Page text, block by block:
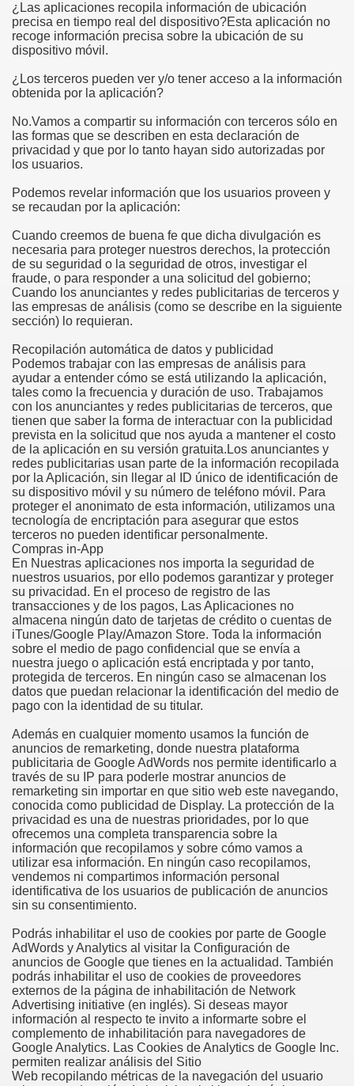
¿Las aplicaciones recopila información de ubicación
precisa en tiempo real del dispositivo?Esta aplicación no
recoge información precisa sobre la ubicación de su
dispositivo móvil.
¿Los terceros pueden ver y/o tener acceso a la información
obtenida por la aplicación?
No.Vamos a compartir su información con terceros sólo en
las formas que se describen en esta declaración de
privacidad y que por lo tanto hayan sido autorizadas por
los usuarios.
Podemos revelar información que los usuarios proveen y
se recaudan por la aplicación:
Cuando creemos de buena fe que dicha divulgación es
necesaria para proteger nuestros derechos, la protección
de su seguridad o la seguridad de otros, investigar el
fraude, o para responder a una solicitud del gobierno;
Cuando los anunciantes y redes publicitarias de terceros y
las empresas de análisis (como se describe en la siguiente
sección) lo requieran.
Recopilación automática de datos y publicidad
Podemos trabajar con las empresas de análisis para
ayudar a entender cómo se está utilizando la aplicación,
tales como la frecuencia y duración de uso. Trabajamos
con los anunciantes y redes publicitarias de terceros, que
tienen que saber la forma de interactuar con la publicidad
prevista en la solicitud que nos ayuda a mantener el costo
de la aplicación en su versión gratuita.Los anunciantes y
redes publicitarias usan parte de la información recopilada
por la Aplicación, sin llegar al ID único de identificación de
su dispositivo móvil y su número de teléfono móvil. Para
proteger el anonimato de esta información, utilizamos una
tecnología de encriptación para asegurar que estos
terceros no pueden identificar personalmente.
Compras in-App
En Nuestras aplicaciones nos importa la seguridad de
nuestros usuarios, por ello podemos garantizar y proteger
su privacidad. En el proceso de registro de las
transacciones y de los pagos, Las Aplicaciones no
almacena ningún dato de tarjetas de crédito o cuentas de
iTunes/Google Play/Amazon Store. Toda la información
sobre el medio de pago confidencial que se envía a
nuestra juego o aplicación está encriptada y por tanto,
protegida de terceros. En ningún caso se almacenan los
datos que puedan relacionar la identificación del medio de
pago con la identidad de su titular.
Además en cualquier momento usamos la función de
anuncios de remarketing, donde nuestra plataforma
publicitaria de Google AdWords nos permite identificarlo a
través de su IP para poderle mostrar anuncios de
remarketing sin importar en que sitio web este navegando,
conocida como publicidad de Display. La protección de la
privacidad es una de nuestras prioridades, por lo que
ofrecemos una completa transparencia sobre la
información que recopilamos y sobre cómo vamos a
utilizar esa información. En ningún caso recopilamos,
vendemos ni compartimos información personal
identificativa de los usuarios de publicación de anuncios
sin su consentimiento.
Podrás inhabilitar el uso de cookies por parte de Google
AdWords y Analytics al visitar la Configuración de
anuncios de Google que tienes en la actualidad. También
podrás inhabilitar el uso de cookies de proveedores
externos de la página de inhabilitación de Network
Advertising initiative (en inglés). Si deseas mayor
información al respecto te invito a informarte sobre el
complemento de inhabilitación para navegadores de
Google Analytics. Las Cookies de Analytics de Google Inc.
permiten realizar análisis del Sitio
Web recopilando métricas de la navegación del usuario